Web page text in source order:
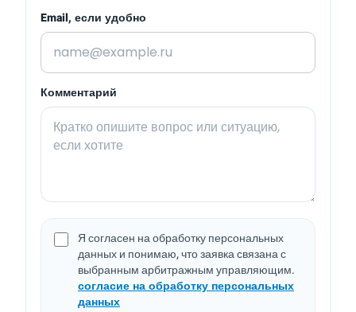
Email, если удобно
Комментарий
Я согласен на обработку персональных
данных и понимаю, что заявка связана с
выбранным арбитражным управляющим.
согласие на обработку персональных
данных